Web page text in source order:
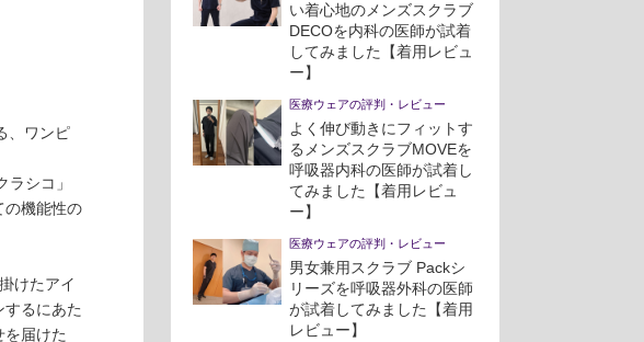
、ワンピ
シコ」
の機能性の
けたアイ
るにあた
届けた
い着心地のメンズスクラブ
DECOを内科の医師が試着
してみました【着用レビュ
ー】
医療ウェアの評判・レビュー
よく伸び動きにフィットす
るメンズスクラブMOVEを
呼吸器内科の医師が試着し
てみました【着用レビュ
ー】
医療ウェアの評判・レビュー
男女兼用スクラブ Packシ
リーズを呼吸器外科の医師
が試着してみました【着用
レビュー】